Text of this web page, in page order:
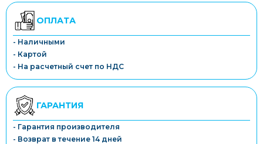
ОПЛАТА
- Наличными
- Картой
- На расчетный счет по НДС
ГАРАНТИЯ
- Гарантия производителя
- Возврат в течение 14 дней